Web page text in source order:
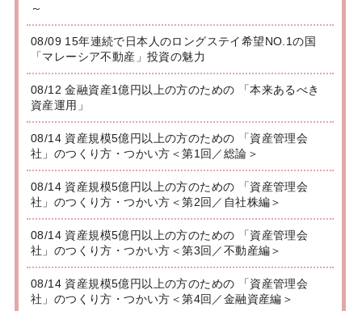
～
08/09 15年連続で日本人のロングステイ希望NO.1の国
「マレーシア不動産」投資の魅力
08/12 金融資産1億円以上の方のための 「本来あるべき
資産運用」
08/14 資産規模5億円以上の方のための 「資産管理会
社」のつくり方・つかい方＜第1回／総論＞
08/14 資産規模5億円以上の方のための 「資産管理会
社」のつくり方・つかい方＜第2回／自社株編＞
08/14 資産規模5億円以上の方のための 「資産管理会
社」のつくり方・つかい方＜第3回／不動産編＞
08/14 資産規模5億円以上の方のための 「資産管理会
社」のつくり方・つかい方＜第4回／金融資産編＞